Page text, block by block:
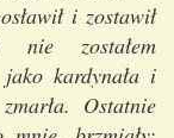
i zostawił
zostałem
jako kardynała i
Ostatnie